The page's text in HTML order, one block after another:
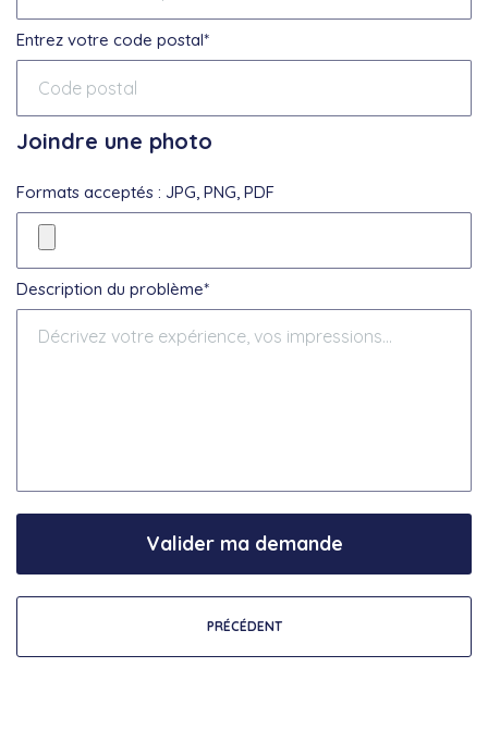
Entrez votre code postal*
Joindre une photo
Formats acceptés : JPG, PNG, PDF
Description du problème*
PRÉCÉDENT
Valider ma demande